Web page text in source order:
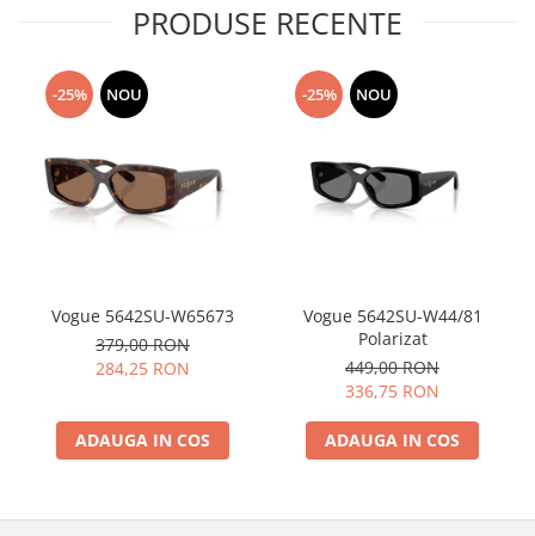
PRODUSE RECENTE
-25% NOU
Vogue 5642SU-W65673
379,00 RON
284,25 RON
ADAUGA IN COS
-25% NOU
Vogue 5642SU-W44/81
Polarizat
449,00 RON
336,75 RON
ADAUGA IN COS